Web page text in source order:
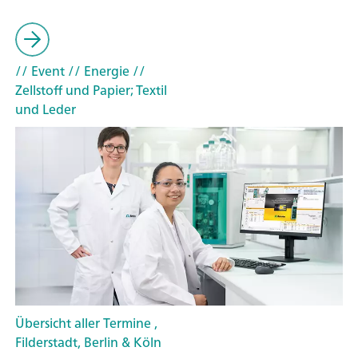
// Event// Energie//
Zellstoff und Papier; Textil
und Leder
Übersicht aller Termine ,
Filderstadt, Berlin & Köln